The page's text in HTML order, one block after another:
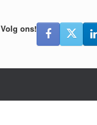
Volg ons!